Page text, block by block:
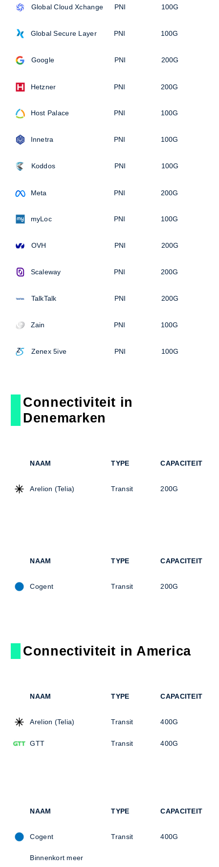
Global Cloud Xchange PNI 100G
Global Secure Layer PNI 100G
Google PNI 200G
Hetzner PNI 200G
Host Palace PNI 100G
Innetra PNI 100G
Koddos PNI 100G
Meta PNI 200G
myLoc PNI 100G
OVH PNI 200G
Scaleway PNI 200G
TalkTalk PNI 200G
Zain PNI 100G
Zenex 5ive PNI 100G
Connectiviteit in
Denemarken
NAAM TYPE CAPACITEIT
Arelion (Telia) Transit 200G
NAAM TYPE CAPACITEIT
Cogent Transit 200G
Connectiviteit in America
NAAM TYPE CAPACITEIT
Arelion (Telia) Transit 400G
GTT Transit 400G
NAAM TYPE CAPACITEIT
Cogent Transit 400G
Binnenkort meer